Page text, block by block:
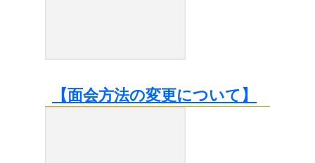
【面会方法の変更について】